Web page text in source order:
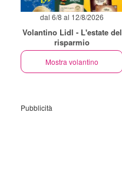
dal 6/8 al 12/8/2026
Volantino Lidl - L'estate del
risparmio
Mostra volantino
Pubblicità